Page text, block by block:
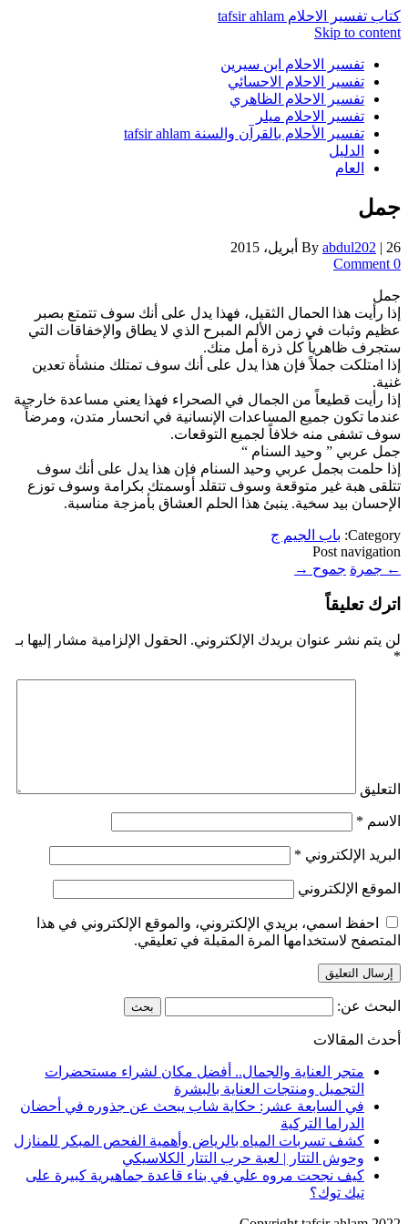
كتاب تفسير الاحلام tafsir ahlam
Skip to content
تفسير الاحلام ابن سيرين
تفسير الاحلام الاحسائي
تفسير الاحلام الظاهري
تفسير الاحلام ميلر
تفسير الأحلام بالقرآن والسنة tafsir ahlam
الدليل
العام
جمل
By abdul202 | 26 أبريل، 2015
0 Comment
جمل
إذا رأيت هذا الحمال الثقيل، فهذا يدل على أنك سوف تتمتع بصبر
عظيم وثبات في زمن الألم المبرح الذي لا يطاق والإخفاقات التي
ستجرف ظاهرياً كل ذرة أمل منك.
إذا امتلكت جملاً فإن هذا يدل على أنك سوف تمتلك منشأة تعدين
غنية.
إذا رأيت قطيعاً من الجمال في الصحراء فهذا يعني مساعدة خارجية
عندما تكون جميع المساعدات الإنسانية في انحسار متدن، ومرضاً
سوف تشفى منه خلافاً لجميع التوقعات.
جمل عربي ” وحيد السنام “
إذا حلمت بجمل عربي وحيد السنام فإن هذا يدل على أنك سوف
تتلقى هبة غير متوقعة وسوف تتقلد أوسمتك بكرامة وسوف توزع
الإحسان بيد سخية. ينبئ هذا الحلم العشاق بأمزجة مناسبة.
Category: باب الجيم ج
Post navigation
← جمرة جموح →
اترك تعليقاً
لن يتم نشر عنوان بريدك الإلكتروني. الحقول الإلزامية مشار إليها بـ
*
التعليق
الاسم *
البريد الإلكتروني *
الموقع الإلكتروني
احفظ اسمي، بريدي الإلكتروني، والموقع الإلكتروني في هذا
المتصفح لاستخدامها المرة المقبلة في تعليقي.
البحث عن:
أحدث المقالات
متجر العناية والجمال.. أفضل مكان لشراء مستحضرات
التجميل ومنتجات العناية بالبشرة
في السابعة عشر: حكاية شاب يبحث عن جذوره في أحضان
الدراما التركية
كشف تسربات المياه بالرياض وأهمية الفحص المبكر للمنازل
وحوش التتار | لعبة حرب التتار الكلاسيكي
كيف نجحت مروه علي في بناء قاعدة جماهيرية كبيرة على
تيك توك؟